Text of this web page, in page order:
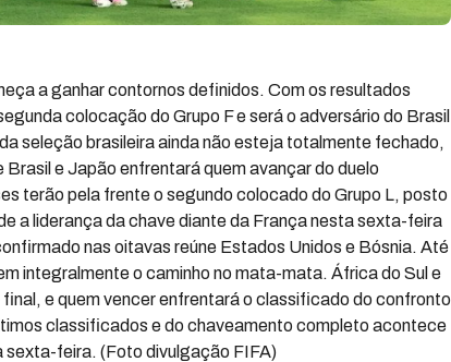
a ganhar contornos definidos. Com os resultados
colocação do Grupo F e será o adversário do Brasil
seleção brasileira ainda não esteja totalmente fechado,
e Japão enfrentará quem avançar do duelo
terão pela frente o segundo colocado do Grupo L, posto
a liderança da chave diante da França nesta sexta-feira
nas oitavas reúne Estados Unidos e Bósnia. Até
integralmente o caminho no mata-mata. África do Sul e
e quem vencer enfrentará o classificado do confronto
classificados e do chaveamento completo acontece
sexta-feira. (Foto divulgação FIFA)